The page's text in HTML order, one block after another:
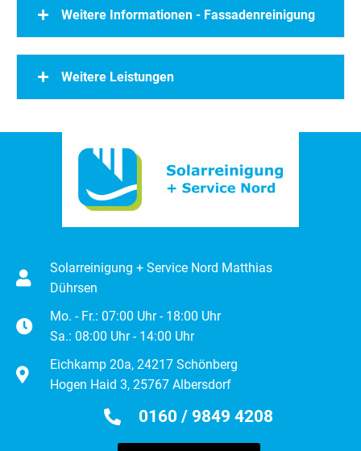
Weitere Informationen - Fassadenreinigung
Weitere Leistungen
Solarreinigung + Service Nord Matthias
Dührsen
Mo. - Fr.: 07:00 Uhr - 18:00 Uhr
Sa.: 08:00 Uhr - 14:00 Uhr
Eichkamp 20a, 24217 Schönberg
Hogen Haid 3, 25767 Albersdorf
0160 / 9849 4208